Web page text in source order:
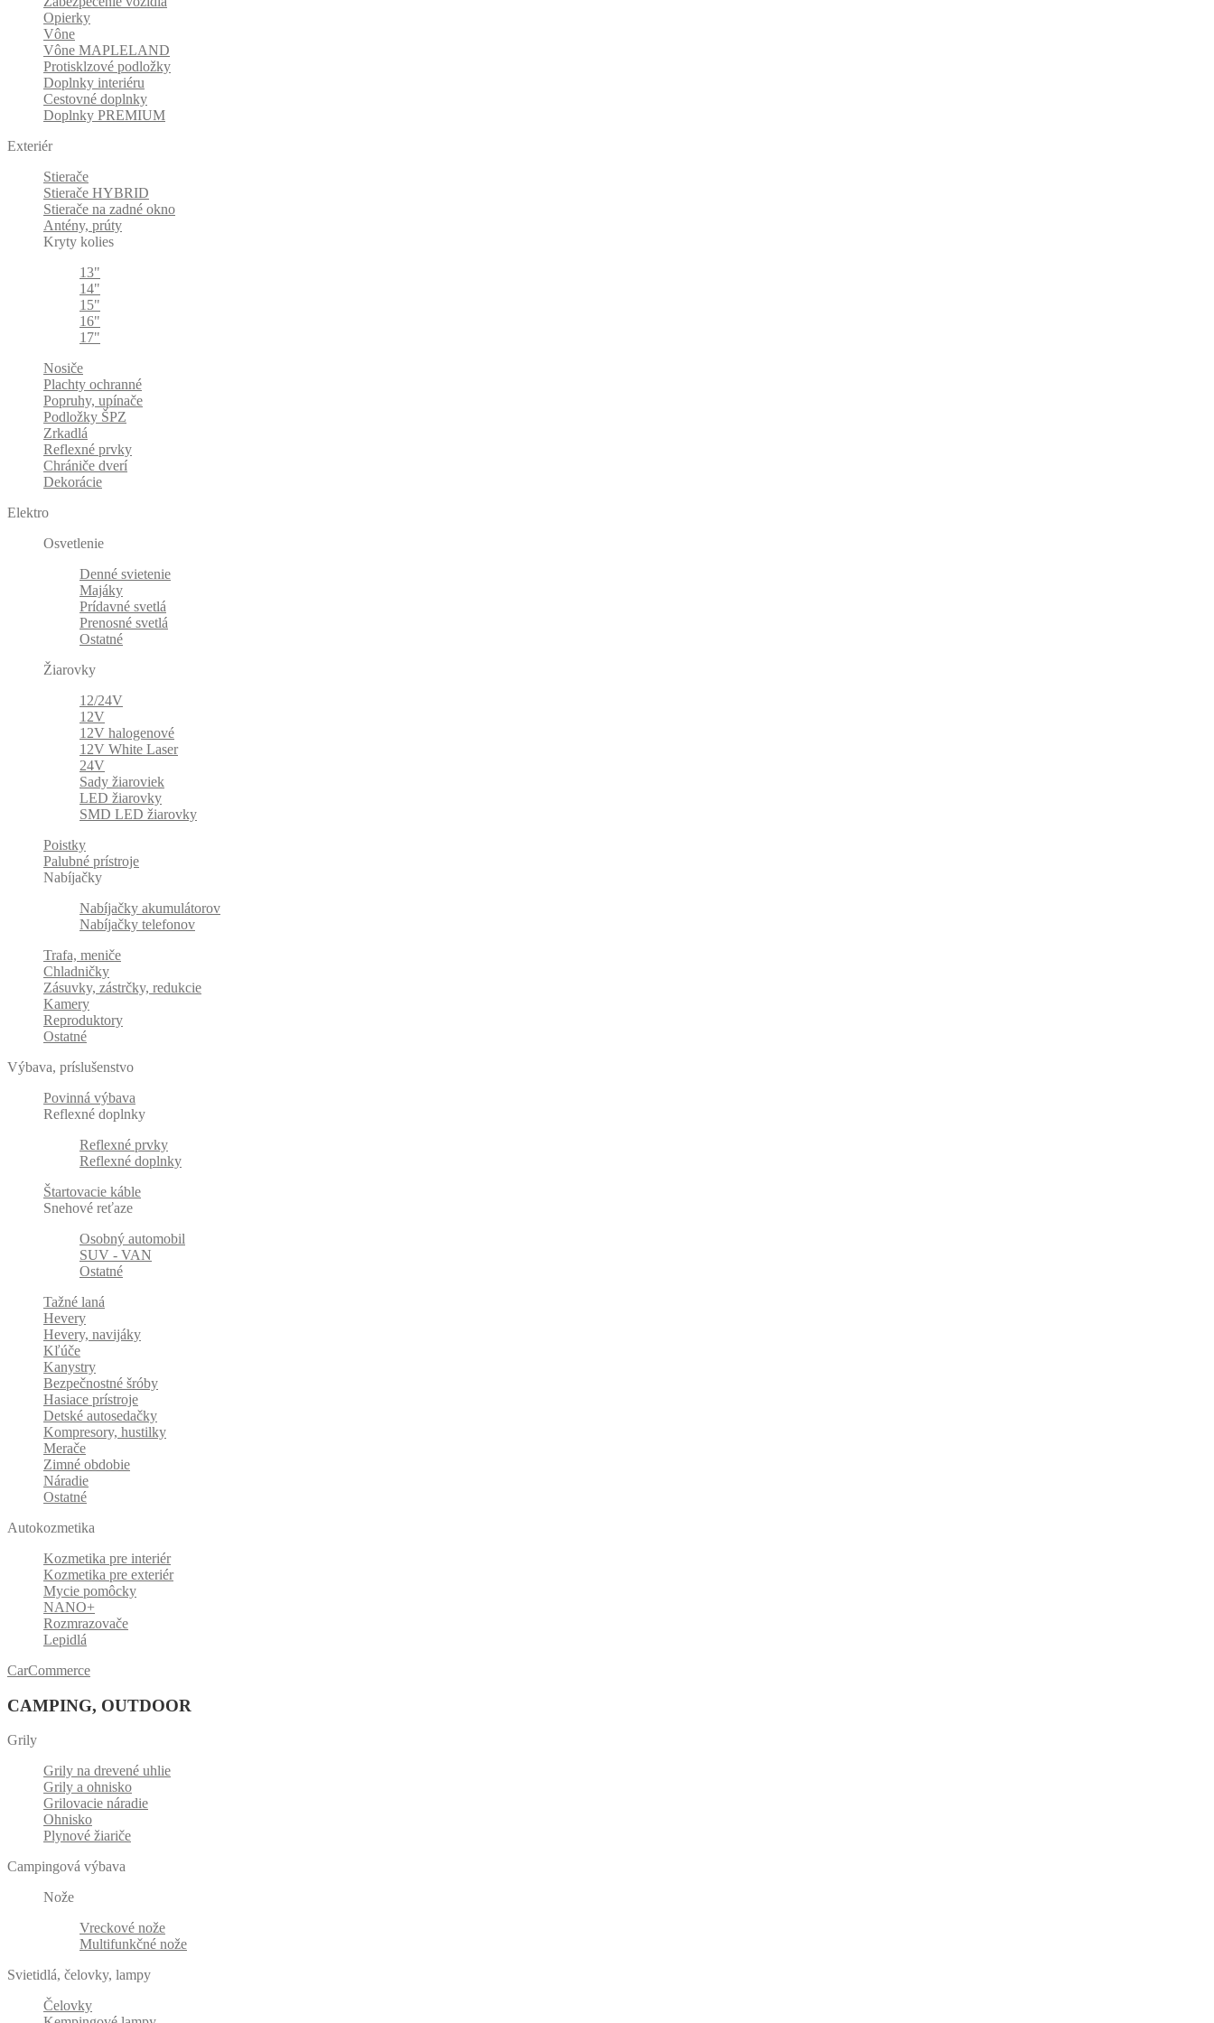
Opierky
Vône
Vône MAPLELAND
Protisklzové podložky
Doplnky interiéru
Cestovné doplnky
Doplnky PREMIUM
Exteriér
Stierače
Stierače HYBRID
Stierače na zadné okno
Antény, prúty
Kryty kolies
13"
14"
15"
16"
17"
Nosiče
Plachty ochranné
Popruhy, upínače
Podložky ŠPZ
Zrkadlá
Reflexné prvky
Chrániče dverí
Dekorácie
Elektro
Osvetlenie
Denné svietenie
Majáky
Prídavné svetlá
Prenosné svetlá
Ostatné
Žiarovky
12/24V
12V
12V halogenové
12V White Laser
24V
Sady žiaroviek
LED žiarovky
SMD LED žiarovky
Poistky
Palubné prístroje
Nabíjačky
Nabíjačky akumulátorov
Nabíjačky telefonov
Trafa, meniče
Chladničky
Zásuvky, zástrčky, redukcie
Kamery
Reproduktory
Ostatné
Výbava, príslušenstvo
Povinná výbava
Reflexné doplnky
Reflexné prvky
Reflexné doplnky
Štartovacie káble
Snehové reťaze
Osobný automobil
SUV - VAN
Ostatné
Tažné laná
Hevery
Hevery, navijáky
Kľúče
Kanystry
Bezpečnostné šróby
Hasiace prístroje
Detské autosedačky
Kompresory, hustilky
Merače
Zimné obdobie
Náradie
Ostatné
Autokozmetika
Kozmetika pre interiér
Kozmetika pre exteriér
Mycie pomôcky
NANO+
Rozmrazovače
Lepidlá
CarCommerce
CAMPING, OUTDOOR
Grily
Grily na drevené uhlie
Grily a ohnisko
Grilovacie náradie
Ohnisko
Plynové žiariče
Campingová výbava
Nože
Vreckové nože
Multifunkčné nože
Svietidlá, čelovky, lampy
Čelovky